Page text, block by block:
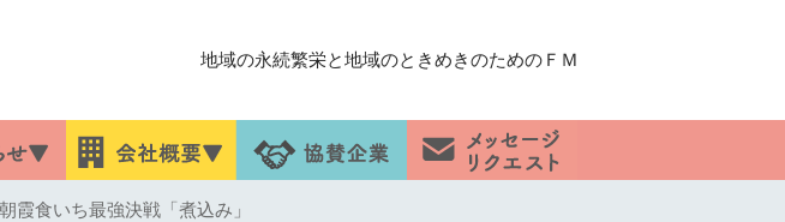
地域の永続繁栄と地域のときめきのためのＦＭ
霞食いち最強決戦「煮込み」